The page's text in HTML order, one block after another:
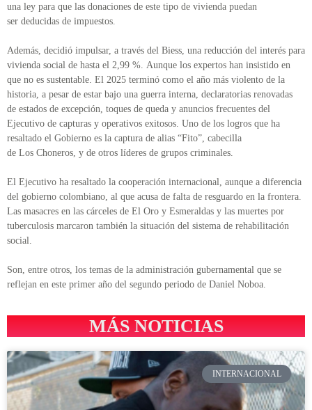
una ley para que las donaciones de este tipo de vivienda puedan
ser deducidas de impuestos.
Además, decidió impulsar, a través del Biess, una reducción del interés para
vivienda social de hasta el 2,99 %. Aunque los expertos han insistido en
que no es sustentable. El 2025 terminó como el año más violento de la
historia, a pesar de estar bajo una guerra interna, declaratorias renovadas
de estados de excepción, toques de queda y anuncios frecuentes del
Ejecutivo de capturas y operativos exitosos. Uno de los logros que ha
resaltado el Gobierno es la captura de alias “Fito”, cabecilla
de Los Choneros, y de otros líderes de grupos criminales.
El Ejecutivo ha resaltado la cooperación internacional, aunque a diferencia
del gobierno colombiano, al que acusa de falta de resguardo en la frontera.
Las masacres en las cárceles de El Oro y Esmeraldas y las muertes por
tuberculosis marcaron también la situación del sistema de rehabilitación
social.
Son, entre otros, los temas de la administración gubernamental que se
reflejan en este primer año del segundo periodo de Daniel Noboa.
MÁS NOTICIAS
INTERNACIONAL